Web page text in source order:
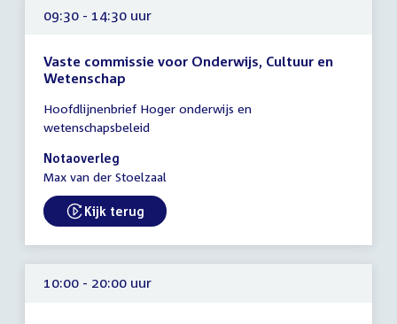
09:30 - 14:30 uur
Vaste commissie voor Onderwijs, Cultuur en
Wetenschap
vergadering
09:30
-
14:30
Hoofdlijnenbrief Hoger onderwijs en
wetenschapsbeleid
Notaoverleg
Max van der Stoelzaal
External link:
Kijk terug
10:00 - 20:00 uur